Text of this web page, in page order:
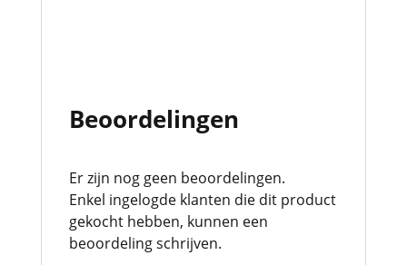
Beoordelingen
Er zijn nog geen beoordelingen.
Enkel ingelogde klanten die dit product
gekocht hebben, kunnen een
beoordeling schrijven.